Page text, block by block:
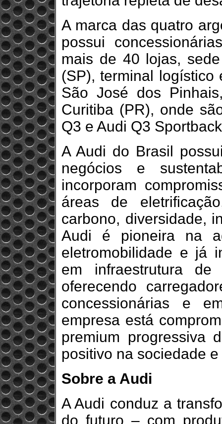
A marca das quatro
possui
mais de 40 lojas,
(SP), terminal logístico
São José dos
Curitiba (PR), onde
Q3 e Audi Q3
A Audi do Brasil
negócios e
incorporam
áreas de
carbono, diversidade,
Audi é pioneira na
eletromobilidade e já
em infraestrutura
oferecendo
concessionárias e
empresa está
premium progressiva
positivo na sociedade
Sobre a Audi
A Audi conduz a
do futuro – com